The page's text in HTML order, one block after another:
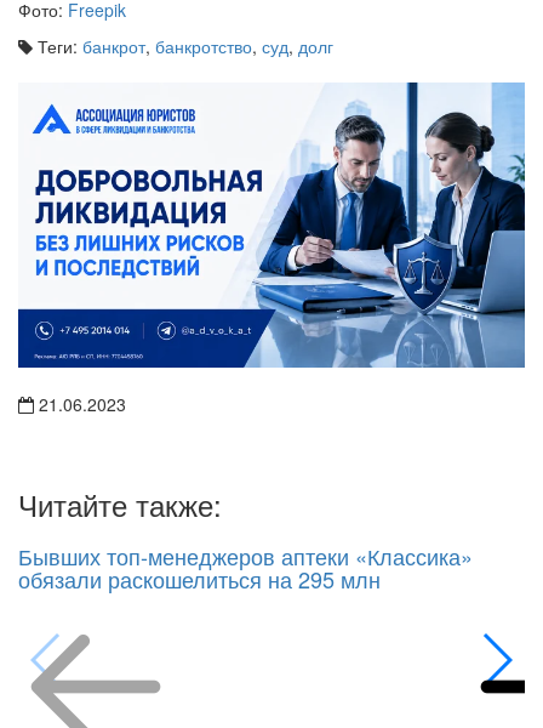
Теги:банкрот
обязали раскошелиться на 295 млн